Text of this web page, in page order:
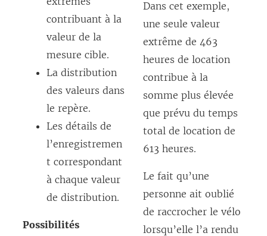
contribuant à la
valeur de la
mesure cible.
La distribution
des valeurs dans
le repère.
Les détails de
l’enregistremen
t correspondant
à chaque valeur
de distribution.
Possibilités
Dans cet exemple,
une seule valeur
extrême de 463
heures de location
contribue à la
somme plus élevée
que prévu du temps
total de location de
613 heures.
Le fait qu’une
personne ait oublié
de raccrocher le vélo
lorsqu’elle l’a rendu